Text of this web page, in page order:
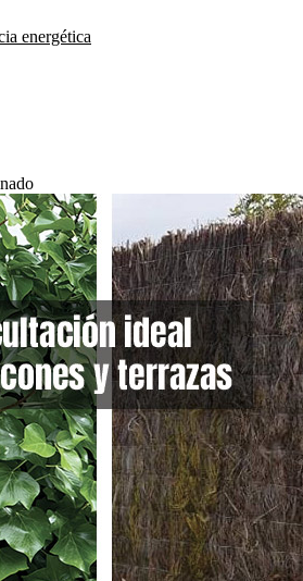
energética